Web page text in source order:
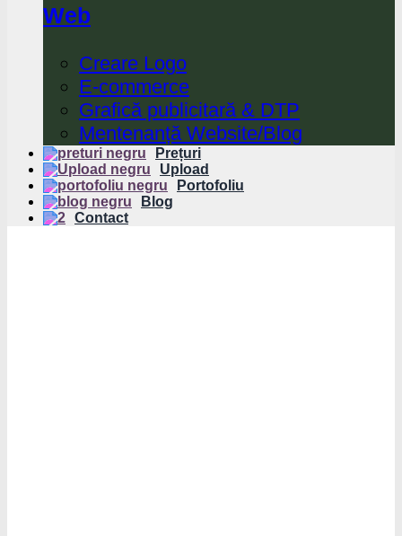
Web
Creare Logo
E-commerce
Grafică publicitară & DTP
Mentenanță Website/Blog
Prețuri
Upload
Portofoliu
Blog
Contact